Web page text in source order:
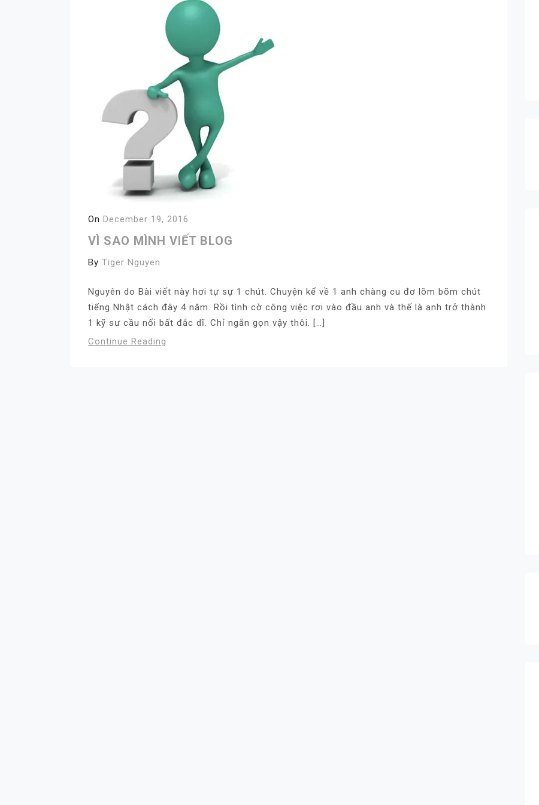
On December 19, 2016
VÌ SAO MÌNH VIẾT BLOG
By Tiger Nguyen
Nguyên do Bài viết này hơi tự sự 1 chút. Chuyện kể về 1 anh chàng cu đơ lõm bõm chút
tiếng Nhật cách đây 4 năm. Rồi tình cờ công việc rơi vào đầu anh và thế là anh trở thành
1 kỹ sư cầu nối bất đắc dĩ. Chỉ ngắn gọn vậy thôi. […]
Continue Reading